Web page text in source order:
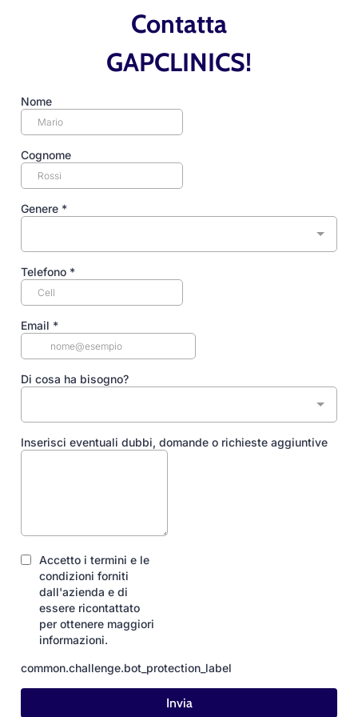
Contatta
GAPCLINICS!
Nome
Cognome
Genere *
Telefono *
Email *
Di cosa ha bisogno?
Inserisci eventuali dubbi, domande o richieste aggiuntive
Accetto i termini e le
condizioni forniti
dall'azienda e di
essere ricontattato
per ottenere maggiori
informazioni.
common.challenge.bot_protection_label
Invia